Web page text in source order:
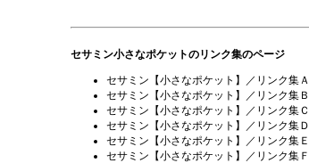
セサミン小さなポケットのリンク集のページ
セサミン【小さなポケット】／リンク集Ａ
セサミン【小さなポケット】／リンク集Ｂ
セサミン【小さなポケット】／リンク集Ｃ
セサミン【小さなポケット】／リンク集Ｄ
セサミン【小さなポケット】／リンク集Ｅ
セサミン【小さなポケット】／リンク集Ｆ